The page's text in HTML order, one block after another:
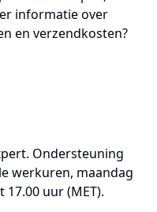
informatie over
en verzendkosten?
Ondersteuning
werkuren, maandag
uur (MET).